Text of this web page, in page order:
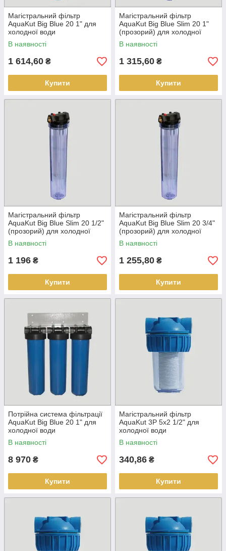
Магістральний фільтр
AquaKut Big Blue 20 1" для
холодної води
В наявності
1 614,60 ₴
Купити
Магістральний фільтр
AquaKut Big Blue Slim 20 1"
(прозорий) для холодної
води
В наявності
1 315,60 ₴
Купити
Магістральний фільтр
AquaKut Big Blue Slim 20 1/2"
(прозорий) для холодної
води
В наявності
1 196 ₴
Купити
Магістральний фільтр
AquaKut Big Blue Slim 20 3/4"
(прозорий) для холодної
води
В наявності
1 255,80 ₴
Купити
Потрійна система фільтрації
AquaKut Big Blue 20 1" для
холодної води
В наявності
8 970 ₴
Купити
Магістральний фільтр
AquaKut 3P 5х2 1/2" для
холодної води
В наявності
340,86 ₴
Купити